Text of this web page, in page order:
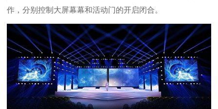
作，分别控制大屏幕幕和活动门的开启闭合。